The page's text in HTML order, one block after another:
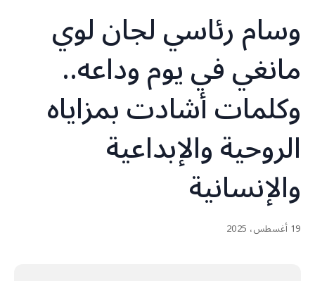
وسام رئاسي لجان لوي
مانغي في يوم وداعه..
وكلمات أشادت بمزاياه
الروحية والإبداعية
والإنسانية
19 أغسطس، 2025